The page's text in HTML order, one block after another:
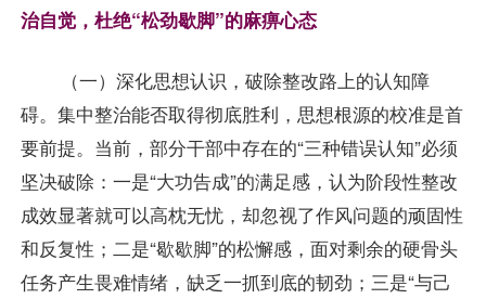
治自觉，杜绝“松劲歇脚”的麻痹心态
（一）深化思想认识，破除整改路上的认知障
碍。集中整治能否取得彻底胜利，思想根源的校准是首
要前提。当前，部分干部中存在的“三种错误认知”必须
坚决破除：一是“大功告成”的满足感，认为阶段性整改
成效显著就可以高枕无忧，却忽视了作风问题的顽固性
和反复性；二是“歇歇脚”的松懈感，面对剩余的硬骨头
任务产生畏难情绪，缺乏一抓到底的韧劲；三是“与己